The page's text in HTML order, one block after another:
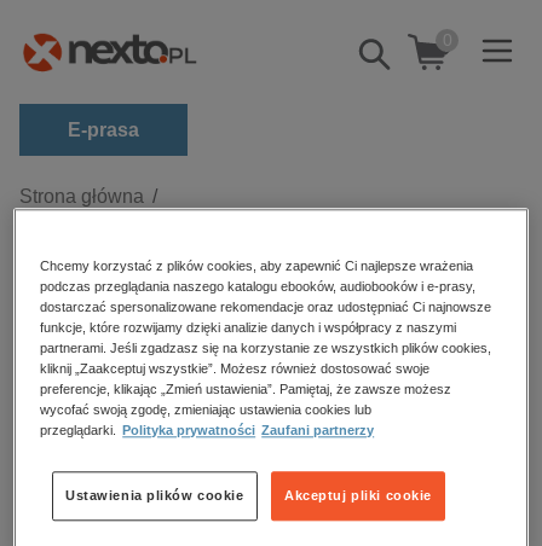
Pokaż/schowaj
wyszukiwarkę
0
E-prasa
Kategorie
budownictwo, aranżacja wnętrz
biznesowe, branżowe, gospodarka
darmowe wydania
dzienniki
edukacja
hobby, sport, rozrywka
komputery, internet, technologie, informatyka
Strona główna
Praca Zbiorowa pod redakcją Anny
Koleśnik
Sortowanie Filtrowanie
Sortowanie:
Chcemy korzystać z plików cookies, aby zapewnić Ci najlepsze wrażenia
podczas przeglądania naszego katalogu ebooków, audiobooków i e-prasy,
dostarczać spersonalizowane rekomendacje oraz udostępniać Ci najnowsze
funkcje, które rozwijamy dzięki analizie danych i współpracy z naszymi
partnerami. Jeśli zgadzasz się na korzystanie ze wszystkich plików cookies,
kliknij „Zaakceptuj wszystkie”. Możesz również dostosować swoje
preferencje, klikając „Zmień ustawienia”. Pamiętaj, że zawsze możesz
wycofać swoją zgodę, zmieniając ustawienia cookies lub
przeglądarki.
Polityka prywatności Zaufani partnerzy
Akceptuj pliki cookie
Ustawienia plików cookie